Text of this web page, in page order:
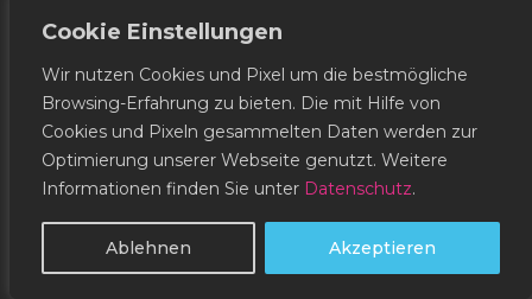
Cookie Einstellungen
Wir nutzen Cookies und Pixel um die bestmögliche
Browsing-Erfahrung zu bieten. Die mit Hilfe von
Cookies und Pixeln gesammelten Daten werden zur
Optimierung unserer Webseite genutzt. Weitere
Informationen finden Sie unter Datenschutz.
Ablehnen Akzeptieren
INFO
05. August 2025
Fraunhofer IAIS
Prompting Grundlagen